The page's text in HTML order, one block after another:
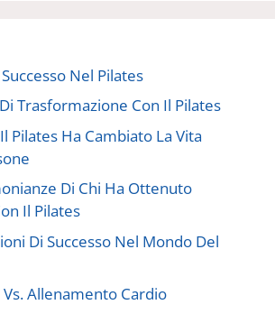
Nel Pilates
Trasformazione Con Il Pilates
Pilates Ha Cambiato La Vita
Di Chi Ha Ottenuto
Il Pilates
Di Successo Nel Mondo Del
Vs. Allenamento Cardio